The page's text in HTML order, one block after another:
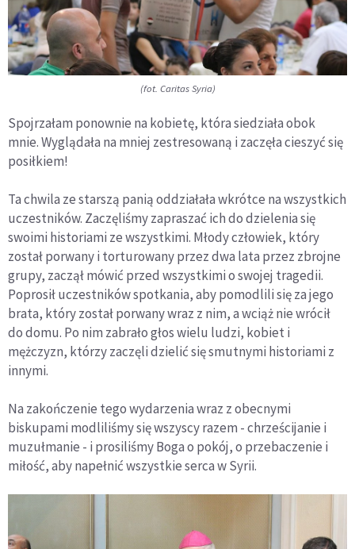
(fot. Caritas Syria)
Spojrzałam ponownie na kobietę, która siedziała obok
mnie. Wyglądała na mniej zestresowaną i zaczęła cieszyć się
posiłkiem!
Ta chwila ze starszą panią oddziałała wkrótce na wszystkich
uczestników. Zaczęliśmy zapraszać ich do dzielenia się
swoimi historiami ze wszystkimi. Młody człowiek, który
został porwany i torturowany przez dwa lata przez zbrojne
grupy, zaczął mówić przed wszystkimi o swojej tragedii.
Poprosił uczestników spotkania, aby pomodlili się za jego
brata, który został porwany wraz z nim, a wciąż nie wrócił
do domu. Po nim zabrało głos wielu ludzi, kobiet i
mężczyzn, którzy zaczęli dzielić się smutnymi historiami z
innymi.
Na zakończenie tego wydarzenia wraz z obecnymi
biskupami modliliśmy się wszyscy razem - chrześcijanie i
muzułmanie - i prosiliśmy Boga o pokój, o przebaczenie i
miłość, aby napełnić wszystkie serca w Syrii.